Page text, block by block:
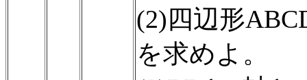
(2)四辺形
を求めよ。